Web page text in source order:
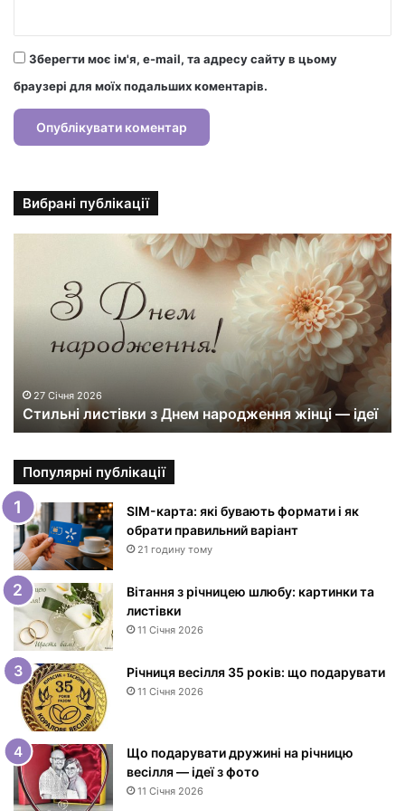
Зберегти моє ім'я, e-mail, та адресу сайту в цьому
браузері для моїх подальших коментарів.
Вибрані публікації
т
к
и
з
Д
н
е
м
а
р
о
ж
е
н
н
я
27 Січня 2026
Стильні листівки з Днем народження жінці — ідеї
Популярні публікації
SIM-карта: які бувають формати і як
обрати правильний варіант
21 годину тому
Вітання з річницею шлюбу: картинки та
листівки
11 Січня 2026
Річниця весілля 35 років: що подарувати
11 Січня 2026
Що подарувати дружині на річницю
весілля — ідеї з фото
11 Січня 2026